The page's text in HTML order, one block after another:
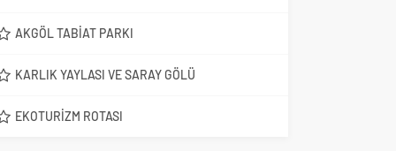
AKGÖL TABIAT PARKI
KARLIK YAYLASI VE SARAY GÖLÜ
EKOTURIZM ROTASI